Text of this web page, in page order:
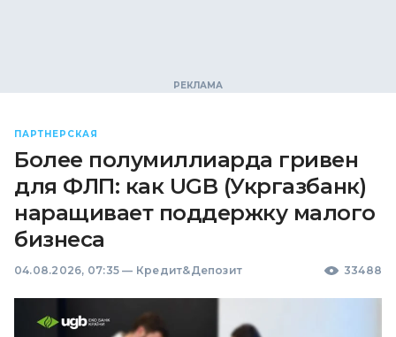
ПАРТНЕРСКАЯ
Более полумиллиарда гривен
для ФЛП: как UGB (Укргазбанк)
наращивает поддержку малого
бизнеса
04.08.2026, 07:35 — Кредит&Депозит 33488